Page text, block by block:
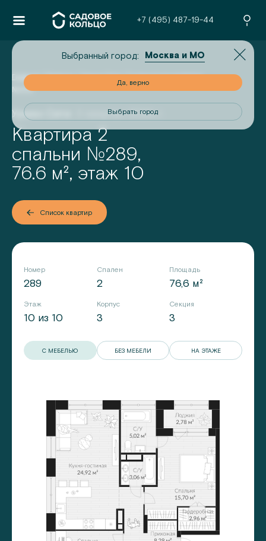
+7 (495) 487-19-44
Главная/Проекты/Урман Сити/2-комнатная квартира
289
Урман Сити II квартал 2026 г.
Квартира 2
спальни №289,
76.6 м², этаж 10
Список квартир
Номер
289
Спален
2
Площадь
76,6 м²
Этаж
10 из 10
Корпус
3
Секция
3
С МЕБЕЛЬЮ БЕЗ МЕБЕЛИ НА ЭТАЖЕ
Выбранный город: Москва и МО
Да, верно
Выбрать город